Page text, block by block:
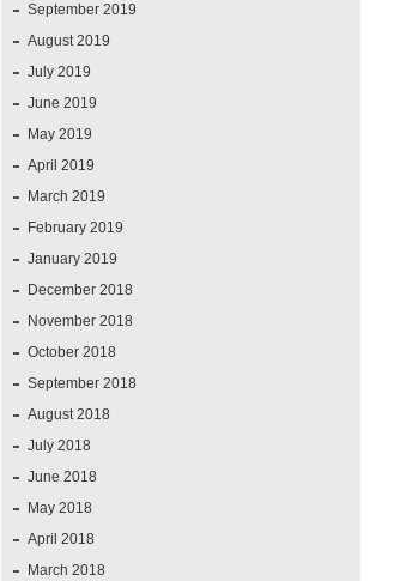
September 2019
August 2019
July 2019
June 2019
May 2019
April 2019
March 2019
February 2019
January 2019
December 2018
November 2018
October 2018
September 2018
August 2018
July 2018
June 2018
May 2018
April 2018
March 2018